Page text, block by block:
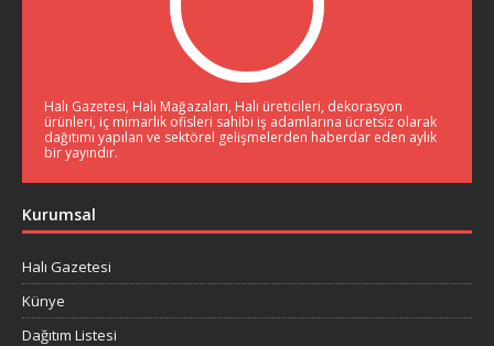
Halı Gazetesi, Halı Mağazaları, Halı üreticileri, dekorasyon
ürünleri, iç mimarlık ofisleri sahibi iş adamlarına ücretsiz olarak
dağıtımı yapılan ve sektörel gelişmelerden haberdar eden aylık
bir yayındır.
Kurumsal
Halı Gazetesi
Künye
Dağıtım Listesi